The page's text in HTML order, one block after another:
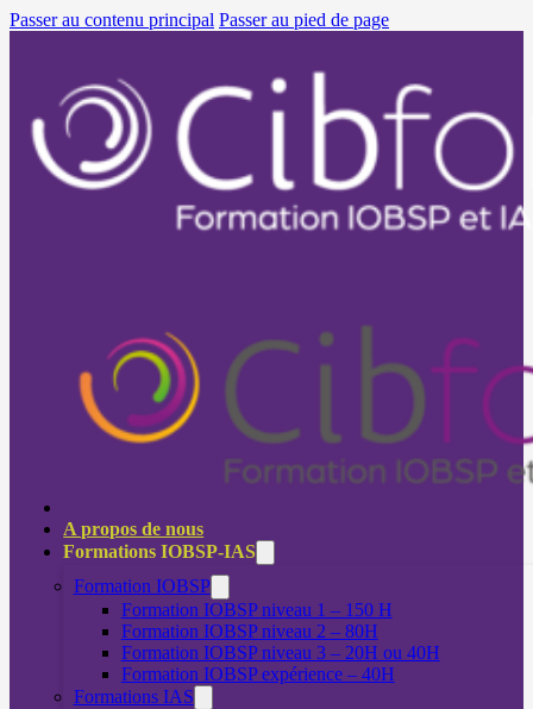
Passer au contenu principal Passer au pied de page
A propos de nous
Formations IOBSP-IAS
Formation IOBSP
Formation IOBSP niveau 1 – 150 H
Formation IOBSP niveau 2 – 80H
Formation IOBSP niveau 3 – 20H ou 40H
Formation IOBSP expérience – 40H
Formations IAS